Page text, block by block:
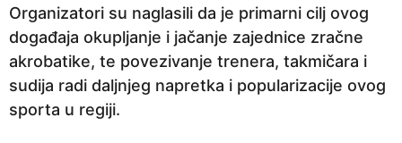
Organizatori su naglasili da je primarni cilj ovog
događaja okupljanje i jačanje zajednice zračne
akrobatike, te povezivanje trenera, takmičara i
sudija radi daljnjeg napretka i popularizacije ovog
sporta u regiji.